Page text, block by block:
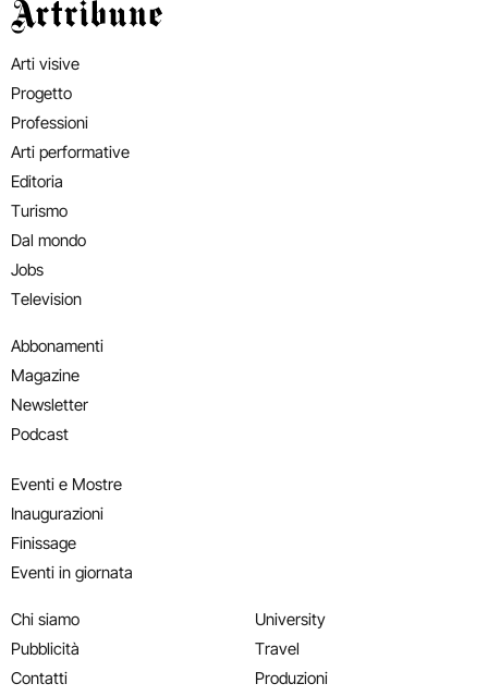
Artribune
Arti visive
Progetto
Professioni
Arti performative
Editoria
Turismo
Dal mondo
Jobs
Television
Abbonamenti
Magazine
Newsletter
Podcast
Eventi e Mostre
Inaugurazioni
Finissage
Eventi in giornata
Chi siamo
Pubblicità
Contatti
University
Travel
Produzioni